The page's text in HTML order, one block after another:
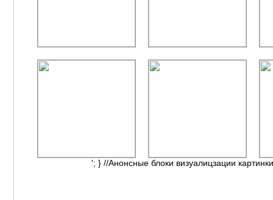
'; } //Анонсные блоки визуалицзации